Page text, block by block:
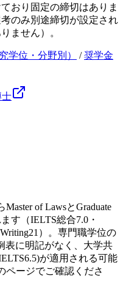
おり固定の締切はありま
のみ別途締切が設定され
ません）。
学位・分野別） /奨学金
士
of LawsとGraduate
す（IELTS総合7.0・
）。専門職学位の
表に明記がなく、大学共
が適用される可能
ページでご確認くださ